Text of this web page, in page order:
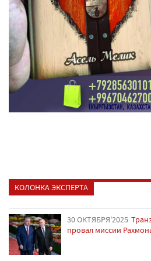
КОЛОНКА ЭКСПЕРТА
30 ОКТЯБРЯ'2025
провал миссии